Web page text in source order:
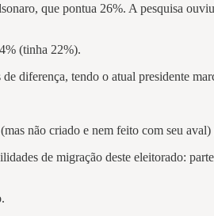
que pontua 26%. A pesquisa
(tinha 22%).
diferença, tendo o atual presidente
não criado e nem feito com seu aval)
de migração deste eleitorado: